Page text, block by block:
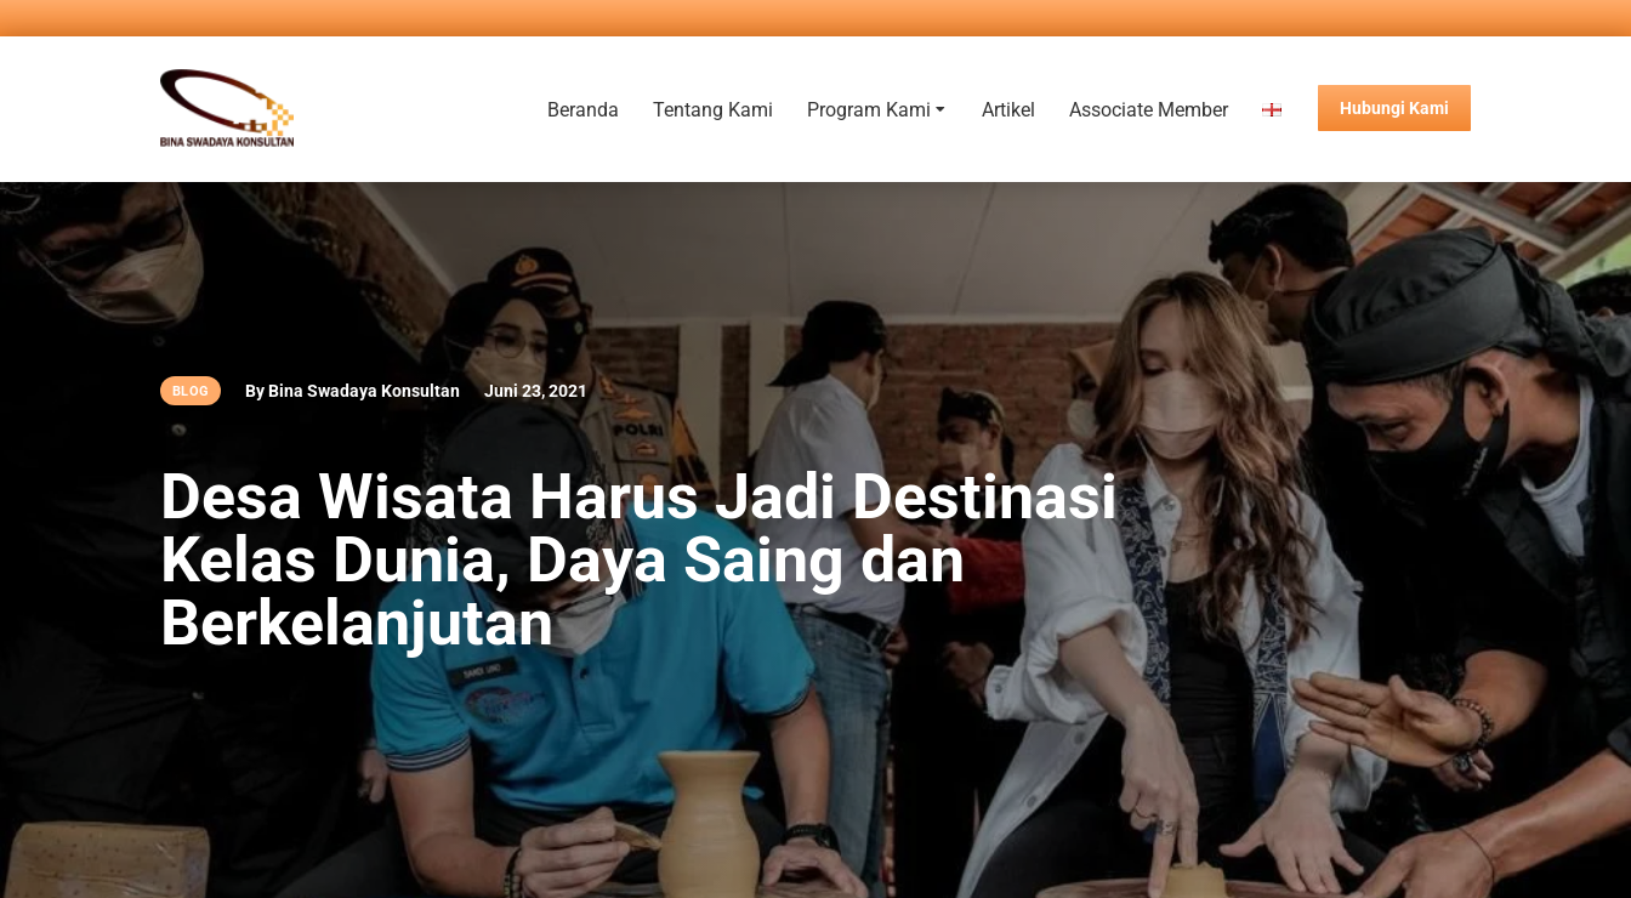
Beranda Tentang Kami Program Kami Artikel Associate Member Hubungi Kami
BLOG By Bina Swadaya Konsultan Juni 23, 2021
Desa Wisata Harus Jadi Destinasi
Kelas Dunia, Daya Saing dan
Berkelanjutan